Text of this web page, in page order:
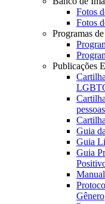
Fotos
Fotos
Programas
Publicações
Guia
Guia
Guia
Gênero